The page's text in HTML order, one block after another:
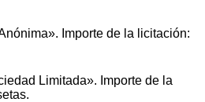
Importe de la licitación:
Limitada». Importe de la